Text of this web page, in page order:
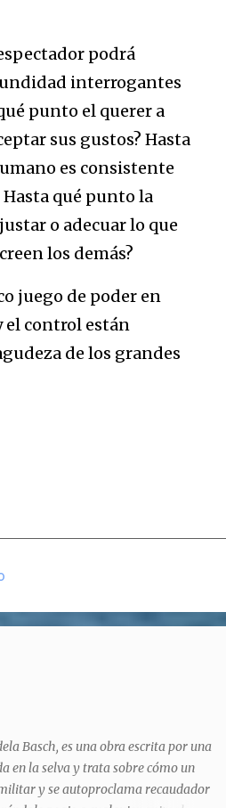
podrá
interrogantes
punto el querer a
sus gustos? Hasta
es consistente
qué punto la
o adecuar lo que
los demás?
juego de poder en
el control están
de los grandes
Basch, es una obra escrita por una
en la selva y trata sobre cómo un
y se autoproclama recaudador